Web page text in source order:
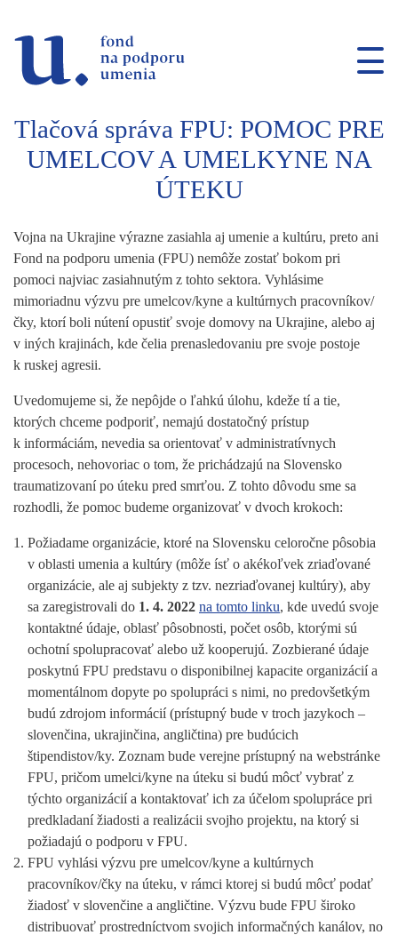
Tlačová správa FPU: POMOC PRE
UMELCOV A UMELKYNE NA
ÚTEKU
Vojna na Ukrajine výrazne zasiahla aj umenie a kultúru, preto ani
Fond na podporu umenia (FPU) nemôže zostať bokom pri
pomoci najviac zasiahnutým z tohto sektora. Vyhlásime
mimoriadnu výzvu pre umelcov/kyne a kultúrnych pracovníkov/
čky, ktorí boli nútení opustiť svoje domovy na Ukrajine, alebo aj
v iných krajinách, kde čelia prenasledovaniu pre svoje postoje
k ruskej agresii.
Uvedomujeme si, že nepôjde o ľahkú úlohu, kdeže tí a tie,
ktorých chceme podporiť, nemajú dostatočný prístup
k informáciám, nevedia sa orientovať v administratívnych
procesoch, nehovoriac o tom, že prichádzajú na Slovensko
traumatizovaní po úteku pred smrťou. Z tohto dôvodu sme sa
rozhodli, že pomoc budeme organizovať v dvoch krokoch:
Požiadame organizácie, ktoré na Slovensku celoročne pôsobia
v oblasti umenia a kultúry (môže ísť o akékoľvek zriaďované
organizácie, ale aj subjekty z tzv. nezriaďovanej kultúry), aby
sa zaregistrovali do 1. 4. 2022 na tomto linku, kde uvedú svoje
kontaktné údaje, oblasť pôsobnosti, počet osôb, ktorými sú
ochotní spolupracovať alebo už kooperujú. Zozbierané údaje
poskytnú FPU predstavu o disponibilnej kapacite organizácií a
momentálnom dopyte po spolupráci s nimi, no predovšetkým
budú zdrojom informácií (prístupný bude v troch jazykoch –
slovenčina, ukrajinčina, angličtina) pre budúcich
štipendistov/ky. Zoznam bude verejne prístupný na webstránke
FPU, pričom umelci/kyne na úteku si budú môcť vybrať z
týchto organizácií a kontaktovať ich za účelom spolupráce pri
predkladaní žiadosti a realizácii svojho projektu, na ktorý si
požiadajú o podporu v FPU.
FPU vyhlási výzvu pre umelcov/kyne a kultúrnych
pracovníkov/čky na úteku, v rámci ktorej si budú môcť podať
žiadosť v slovenčine a angličtine. Výzvu bude FPU široko
distribuovať prostredníctvom svojich informačných kanálov, no